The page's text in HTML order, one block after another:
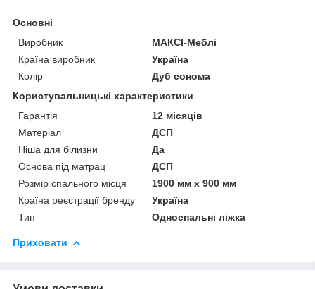
Основні
Виробник
МАКСІ-Меблі
Країна виробник
Україна
Колір
Дуб сонома
Користувальницькі характеристики
Гарантія
12 місяців
Матеріал
ДСП
Ніша для білизни
Да
Основа під матрац
ДСП
Розмір спального місця
1900 мм х 900 мм
Країна реєстрації бренду
Україна
Тип
Односпальні ліжка
Приховати